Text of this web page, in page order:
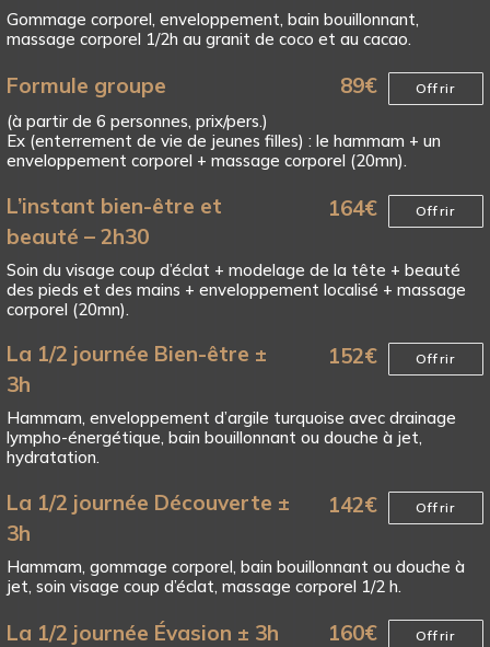
Gommage corporel, enveloppement, bain bouillonnant,
massage corporel 1/2h au granit de coco et au cacao.
Formule groupe 89€ Offrir
(à partir de 6 personnes, prix/pers.)
Ex (enterrement de vie de jeunes filles) : le hammam + un
enveloppement corporel + massage corporel (20mn).
L’instant bien-être et
beauté – 2h30
164€ Offrir
Soin du visage coup d’éclat + modelage de la tête + beauté
des pieds et des mains + enveloppement localisé + massage
corporel (20mn).
La 1/2 journée Bien-être ±
3h
152€ Offrir
Hammam, enveloppement d’argile turquoise avec drainage
lympho-énergétique, bain bouillonnant ou douche à jet,
hydratation.
La 1/2 journée Découverte ±
3h
142€ Offrir
Hammam, gommage corporel, bain bouillonnant ou douche à
jet, soin visage coup d’éclat, massage corporel 1/2 h.
La 1/2 journée Évasion ± 3h 160€ Offrir